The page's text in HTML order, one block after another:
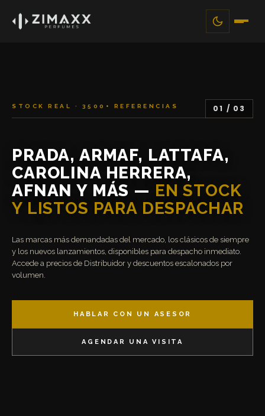
01 / 03
STOCK REAL · 3500+ REFERENCIAS
PRADA, ARMAF, LATTAFA,
CAROLINA HERRERA,
AFNAN Y MÁS — EN STOCK
Y LISTOS PARA DESPACHAR
Las marcas más demandadas del mercado, los clásicos de siempre
y los nuevos lanzamientos, disponibles para despacho inmediato.
Accede a precios de Distribuidor y descuentos escalonados por
volumen.
HABLAR CON UN ASESOR
AGENDAR UNA VISITA